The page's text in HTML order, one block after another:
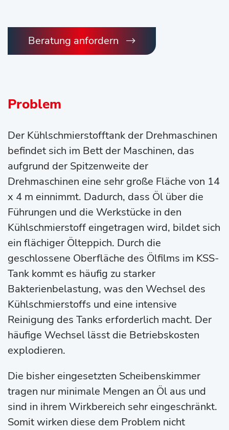
Beratung anfordern
Problem
Der Kühlschmierstofftank der Drehmaschinen
befindet sich im Bett der Maschinen, das
aufgrund der Spitzenweite der
Drehmaschinen eine sehr große Fläche von 14
x 4 m einnimmt. Dadurch, dass Öl über die
Führungen und die Werkstücke in den
Kühlschmierstoff eingetragen wird, bildet sich
ein flächiger Ölteppich. Durch die
geschlossene Oberfläche des Ölfilms im KSS-
Tank kommt es häufig zu starker
Bakterienbelastung, was den Wechsel des
Kühlschmierstoffs und eine intensive
Reinigung des Tanks erforderlich macht. Der
häufige Wechsel lässt die Betriebskosten
explodieren.
Die bisher eingesetzten Scheibenskimmer
tragen nur minimale Mengen an Öl aus und
sind in ihrem Wirkbereich sehr eingeschränkt.
Somit wirken diese dem Problem nicht